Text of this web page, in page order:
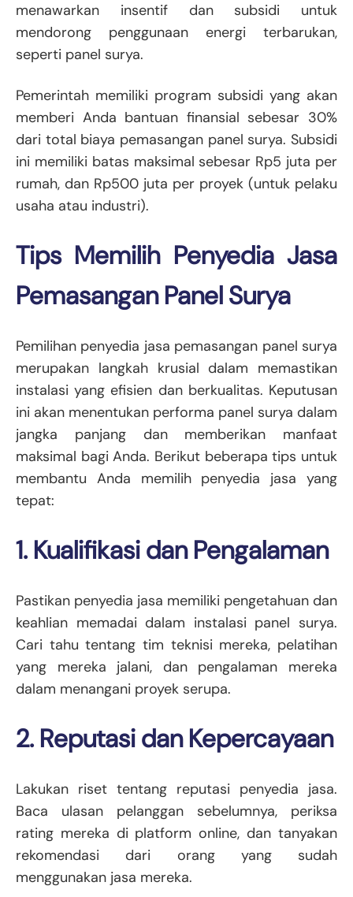
menawarkan insentif dan subsidi untuk
mendorong penggunaan energi terbarukan,
seperti panel surya.
Pemerintah memiliki program subsidi yang akan
memberi Anda bantuan finansial sebesar 30%
dari total biaya pemasangan panel surya. Subsidi
ini memiliki batas maksimal sebesar Rp5 juta per
rumah, dan Rp500 juta per proyek (untuk pelaku
usaha atau industri).
Tips Memilih Penyedia Jasa
Pemasangan Panel Surya
Pemilihan penyedia jasa pemasangan panel surya
merupakan langkah krusial dalam memastikan
instalasi yang efisien dan berkualitas. Keputusan
ini akan menentukan performa panel surya dalam
jangka panjang dan memberikan manfaat
maksimal bagi Anda. Berikut beberapa tips untuk
membantu Anda memilih penyedia jasa yang
tepat:
1. Kualifikasi dan Pengalaman
Pastikan penyedia jasa memiliki pengetahuan dan
keahlian memadai dalam instalasi panel surya.
Cari tahu tentang tim teknisi mereka, pelatihan
yang mereka jalani, dan pengalaman mereka
dalam menangani proyek serupa.
2. Reputasi dan Kepercayaan
Lakukan riset tentang reputasi penyedia jasa.
Baca ulasan pelanggan sebelumnya, periksa
rating mereka di platform online, dan tanyakan
rekomendasi dari orang yang sudah
menggunakan jasa mereka.